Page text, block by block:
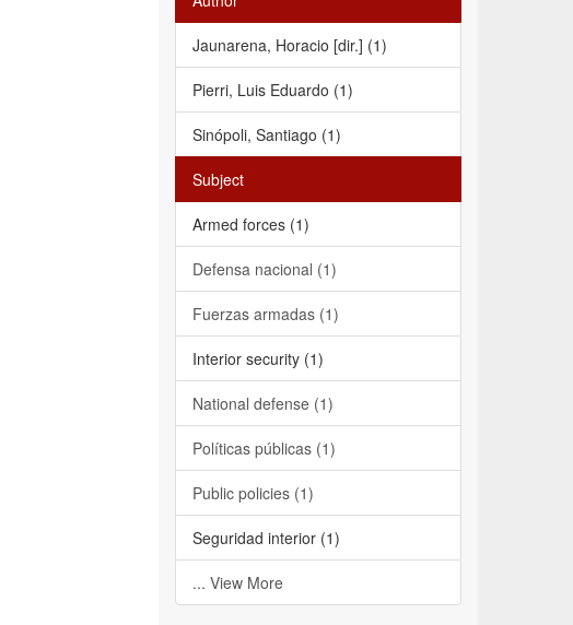
Jaunarena, Horacio [dir.] (1)
Pierri, Luis Eduardo (1)
Sinópoli, Santiago (1)
Subject
Armed forces (1)
Defensa nacional (1)
Fuerzas armadas (1)
Interior security (1)
National defense (1)
Políticas públicas (1)
Public policies (1)
Seguridad interior (1)
... View More